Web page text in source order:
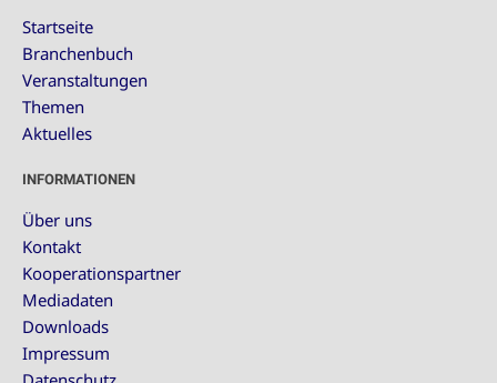
Startseite
Branchenbuch
Veranstaltungen
Themen
Aktuelles
INFORMATIONEN
Über uns
Kontakt
Kooperationspartner
Mediadaten
Downloads
Impressum